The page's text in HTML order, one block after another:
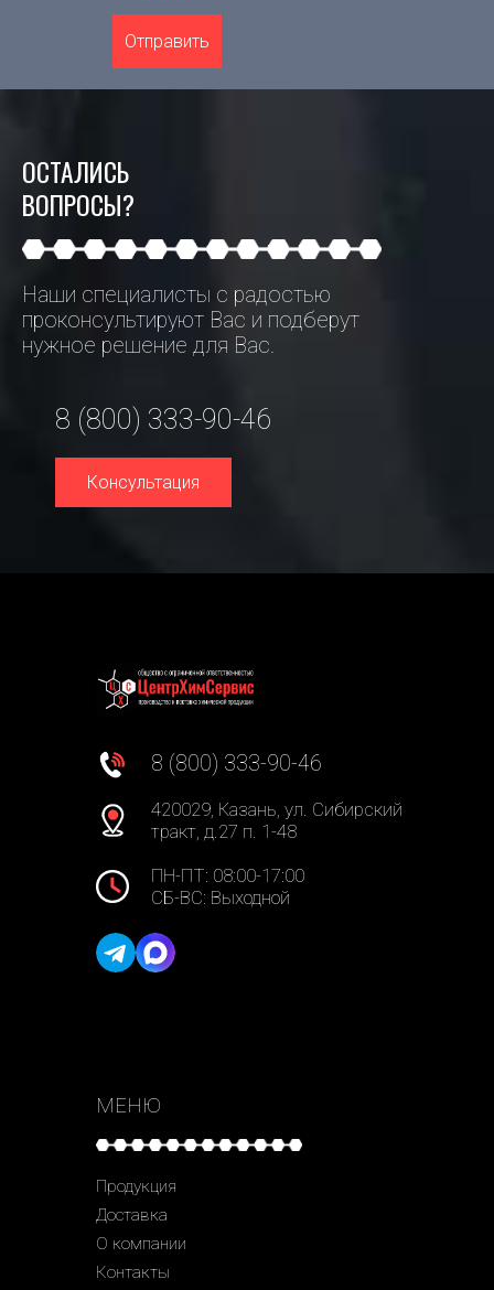
Отправить
ОСТАЛИСЬ
ВОПРОСЫ?
Наши специалисты с радостью
проконсультируют Вас и подберут
нужное решение для Вас.
8 (800) 333-90-46
Консультация
8 (800) 333-90-46
420029, Казань, ул. Сибирский
тракт, д.27 п. 1-48
ПН-ПТ: 08:00-17:00
СБ-ВС: Выходной
МЕНЮ
Продукция
Доставка
О компании
Контакты